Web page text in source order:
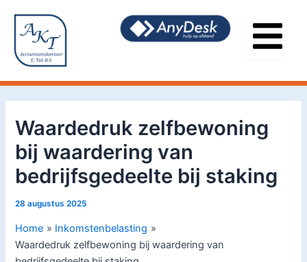
inhoud
Waardedruk zelfbewoning
bij waardering van
bedrijfsgedeelte bij staking
28 augustus 2025
Home
Inkomstenbelasting
Waardedruk zelfbewoning bij waardering van
navigatie